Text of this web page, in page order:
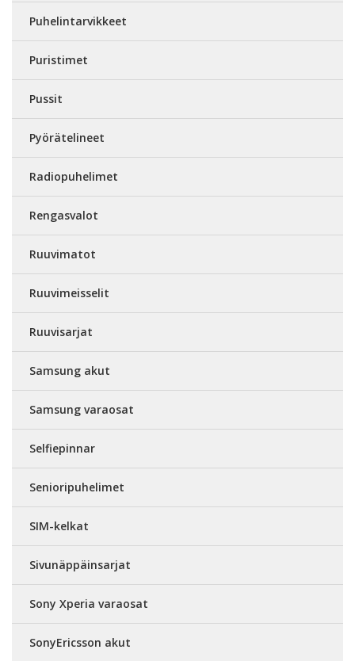
Puhelintarvikkeet
Puristimet
Pussit
Pyörätelineet
Radiopuhelimet
Rengasvalot
Ruuvimatot
Ruuvimeisselit
Ruuvisarjat
Samsung akut
Samsung varaosat
Selfiepinnar
Senioripuhelimet
SIM-kelkat
Sivunäppäinsarjat
Sony Xperia varaosat
SonyEricsson akut